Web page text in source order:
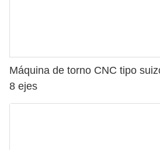
Máquina de torno CNC tipo
8 ejes